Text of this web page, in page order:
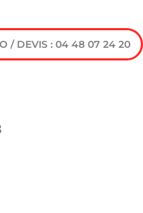
/ DEVIS : 04 48 07 24 20